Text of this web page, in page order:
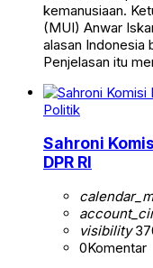
kemanusiaan.
(MUI) Anwar
alasan Indonesia
Penjelasan itu
Politik
Sahroni
DPR RI
visibility
0Komentar